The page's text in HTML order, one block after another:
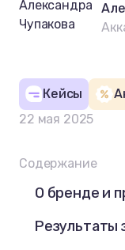
Кейсы
22 мая 2025
Содержание
О бренде и
Результаты